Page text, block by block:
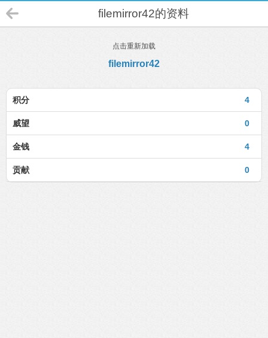
filemirror42的资料
点击重新加载
filemirror42
4
积分
0
威望
4
金钱
0
贡献